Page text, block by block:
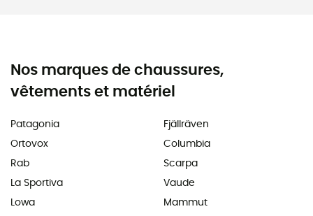
Nos marques de chaussures,
vêtements et matériel
Patagonia
Ortovox
Rab
La Sportiva
Lowa
Fjällräven
Columbia
Scarpa
Vaude
Mammut